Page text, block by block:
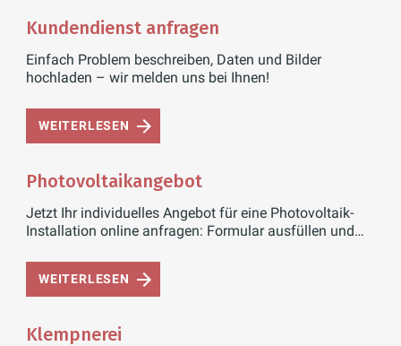
Kundendienst anfragen
Einfach Problem beschreiben, Daten und Bilder
hochladen – wir melden uns bei Ihnen!
WEITERLESEN
Photovoltaikangebot
Jetzt Ihr individuelles Angebot für eine Photovoltaik-
Installation online anfragen: Formular ausfüllen und
WEITERLESEN
Klempnerei